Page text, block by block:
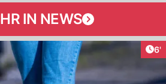
IN NEWS
6'